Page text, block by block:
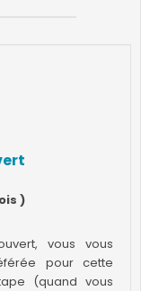
)
vous vous
pour cette
(quand vous